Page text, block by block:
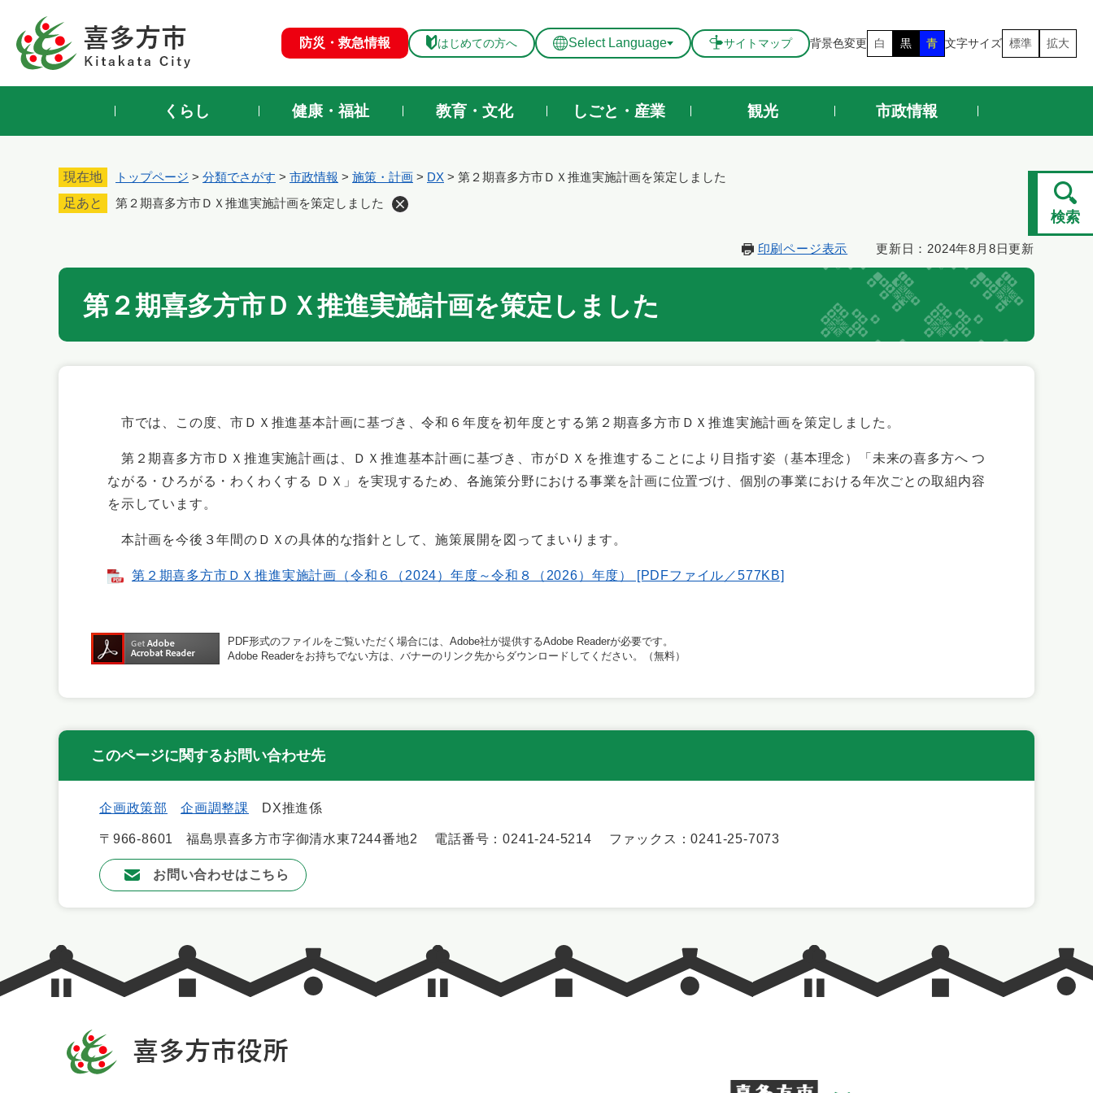
先
防災・救急情報 はじめての方へ Select Language サイトマップ 背景色変更 白 黒 青 文字サイズ 標準 拡大
くらし 健康・福祉 教育・文化 しごと・産業 観光 市政情報
現在地 トップページ > 分類でさがす > 市政情報 > 施策・計画 > DX > 第２期喜多方市ＤＸ推進実施計画を策定しました
足あと
第２期喜多方市ＤＸ推進実施計画を策定しました
文
印刷ページ表示 更新日：2024年8月8日更新
第２期喜多方市ＤＸ推進実施計画を策定しました
市では、この度、市ＤＸ推進基本計画に基づき、令和６年度を初年度とする第２期喜多方市ＤＸ推進実施計画を策定しました。
第２期喜多方市ＤＸ推進実施計画は、ＤＸ推進基本計画に基づき、市がＤＸを推進することにより目指す姿（基本理念）「未来の喜多方へ つ
ながる・ひろがる・わくわくする ＤＸ」を実現するため、各施策分野における事業を計画に位置づけ、個別の事業における年次ごとの取組内容
を示しています。
本計画を今後３年間のＤＸの具体的な指針として、施策展開を図ってまいります。
第２期喜多方市ＤＸ推進実施計画（令和６（2024）年度～令和８（2026）年度） [PDFファイル／577KB]
PDF形式のファイルをご覧いただく場合には、Adobe社が提供するAdobe Readerが必要です。
Adobe Readerをお持ちでない方は、バナーのリンク先からダウンロードしてください。（無料）
このページに関するお問い合わせ先
企画政策部 企画調整課 DX推進係
〒966-8601 福島県喜多方市字御清水東7244番地2 電話番号：0241-24-5214 ファックス：0241-25-7073
お問い合わせはこちら
検索